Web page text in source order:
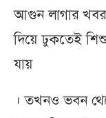
আগুন লাগার খবর
দিয়ে ঢুকতেই
যায়
। তখনও ভবন